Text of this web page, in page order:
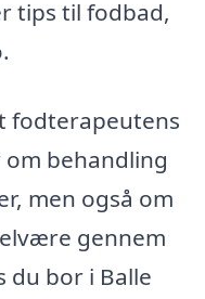
tips til fodbad,
fodterapeutens
behandling
men også om
gennem
du bor i Balle